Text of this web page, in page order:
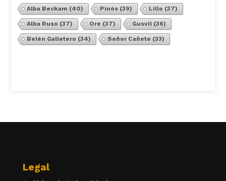
Alba Beckam (40) Pinós(39) Lillo (37)
Alba Ruso (37) Ore (37) Gusvil(36)
Belén Galletero (34) Señor Cañete (33)
Legal